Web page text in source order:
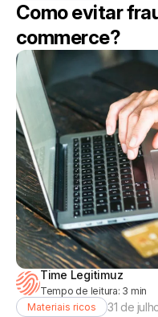
Como evitar
commerce?
Time Legitimuz
Tempo de leitura: 3 min
Materiais ricos
31 de